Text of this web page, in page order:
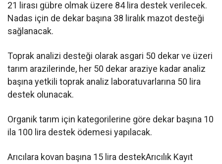
21 lirası gübre olmak üzere 84 lira destek verilecek.
Nadas için de dekar başına 38 liralık mazot desteği
sağlanacak.
Toprak analizi desteği olarak asgari 50 dekar ve üzeri
tarım arazilerinde, her 50 dekar araziye kadar analiz
başına yetkili toprak analiz laboratuvarlarına 50 lira
destek olunacak.
Organik tarım için kategorilerine göre dekar başına 10
ila 100 lira destek ödemesi yapılacak.
Arıcılara kovan başına 15 lira destekArıcılık Kayıt